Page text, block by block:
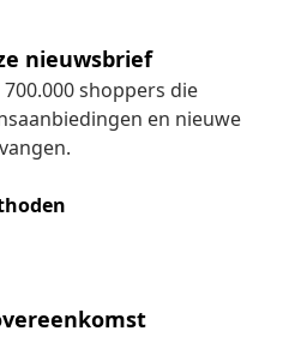
nieuwsbrief
shoppers die
en nieuwe